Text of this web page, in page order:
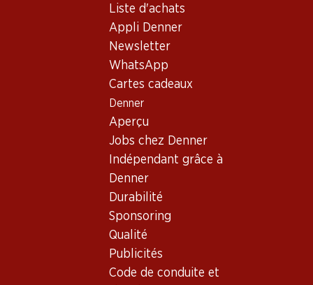
Liste d'achats
Appli Denner
Newsletter
WhatsApp
Cartes cadeaux
Denner
Aperçu
Jobs chez Denner
Indépendant grâce à
Denner
Durabilité
Sponsoring
Qualité
Publicités
Code de conduite et
Château Remaury Grande
Réserve Minervois AOP
23.70
Verger du Soleil Cabernet